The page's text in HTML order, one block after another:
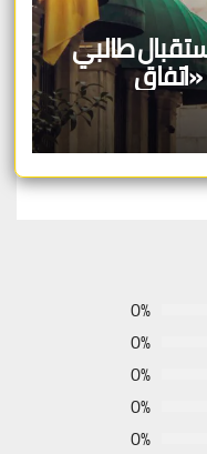
طالبي
0%
0%
0%
0%
0%